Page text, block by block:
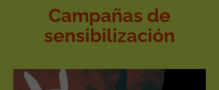
Campañas de
sensibilización